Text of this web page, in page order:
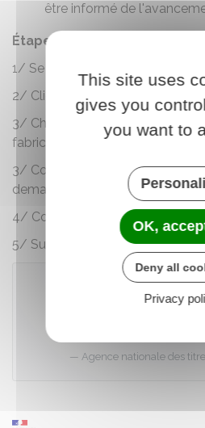
être informé de
Étapes à suivre
1/ Se connecter ou créer un
2/ Cliquer sur "Nouvelle
3/ Choisir le motif de votre
fabrication d'un titre de permis
3/ Compléter les rubriques et
demandés
4/ Confirmer la démarche
5/ Suivre son avancement
Agence nationale des
This site uses
gives you
you want to
OK,
Deny all
Privacy